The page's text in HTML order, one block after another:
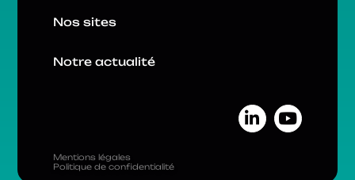
Nos sites
Notre actualité
Mentions légales
Politique de confidentialité